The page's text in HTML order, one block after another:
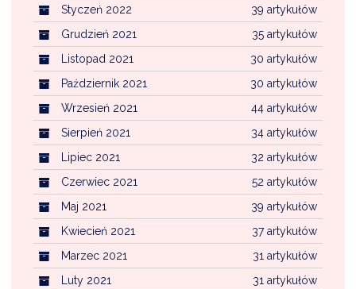
39 artykułów
Styczeń 2022
35 artykułów
Grudzień 2021
30 artykułów
Listopad 2021
30 artykułów
Październik 2021
44 artykułów
Wrzesień 2021
34 artykułów
Sierpień 2021
32 artykułów
Lipiec 2021
52 artykułów
Czerwiec 2021
39 artykułów
Maj 2021
37 artykułów
Kwiecień 2021
31 artykułów
Marzec 2021
31 artykułów
Luty 2021